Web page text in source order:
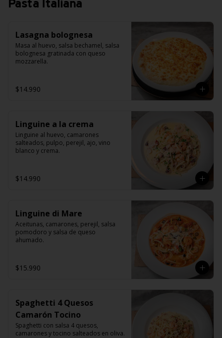
Pasta Italiana
Lasagna bolognesa
Masa al huevo, salsa bechamel, salsa
bolognesa gratinada con queso
mozzarella.
$14.990
Linguine a la crema
Linguine al huevo, camarones
salteados, pulpo, perejil, ajo, vino
blanco y crema.
$14.990
Linguine di Mare
Aceitunas, camarones, perejil, salsa
pomodoro y salsa de queso
ahumado.
$15.990
Spaghetti 4 Quesos
Camarón Tocino
Spaghetti con salsa 4 quesos,
camarones y tocino salteados en oliva.